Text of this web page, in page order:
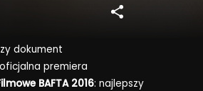
dokument
premiera
BAFTA 2016: najlepszy